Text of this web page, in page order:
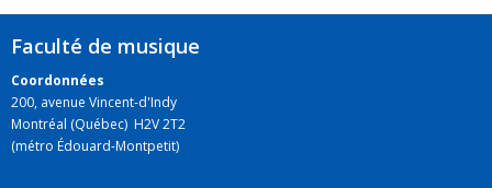
Faculté de musique
Coordonnées
200, avenue Vincent-d'Indy
Montréal (Québec) H2V 2T2
(métro Édouard-Montpetit)